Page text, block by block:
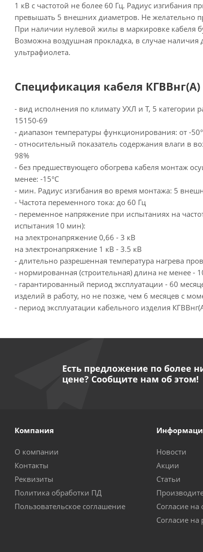
1 кВ с частотой не более 60 Гц. Радиус изгибания
превышать 5 внешних диаметров. Не желательно
При наличии нулевой жилы в маркировке кабеля
Возможна воздушная прокладка, в случае
ультрафиолета.
Спецификация кабеля КГВВнг(А)
- вид исполнения по климату УХЛ и Т, 5 категории
15150-69
- диапазон температуры функционирования: от -
- относительный показатель содержания влаги в
98%
- без предшествующего обогрева кабеля монтаж
менее: -15°С
- мин. Радиус изгибания во время монтажа: 5
- Частота переменного тока: до 60 Гц
- переменное напряжение при испытаниях на
испытания 10 мин):
на электронапряжение 0,66 - 3 кВ
на электронапряжение 1 кВ - 3.5 кВ
- длительно разрешенная температура нагрева
- нормированная (строительная) длина не менее -
- гарантированный период эксплуатации - 60
изделий в работу, но не позже, чем 6 месяцев с
- период эксплуатации кабельного изделия
Есть предложение по более
цене? Сообщите нам об этом!
Компания
О компании
Контакты
Реквизиты
Политика обработки ПД
Пользовательское соглашение
Новости
Акции
Статьи
Согласие на
Согласие